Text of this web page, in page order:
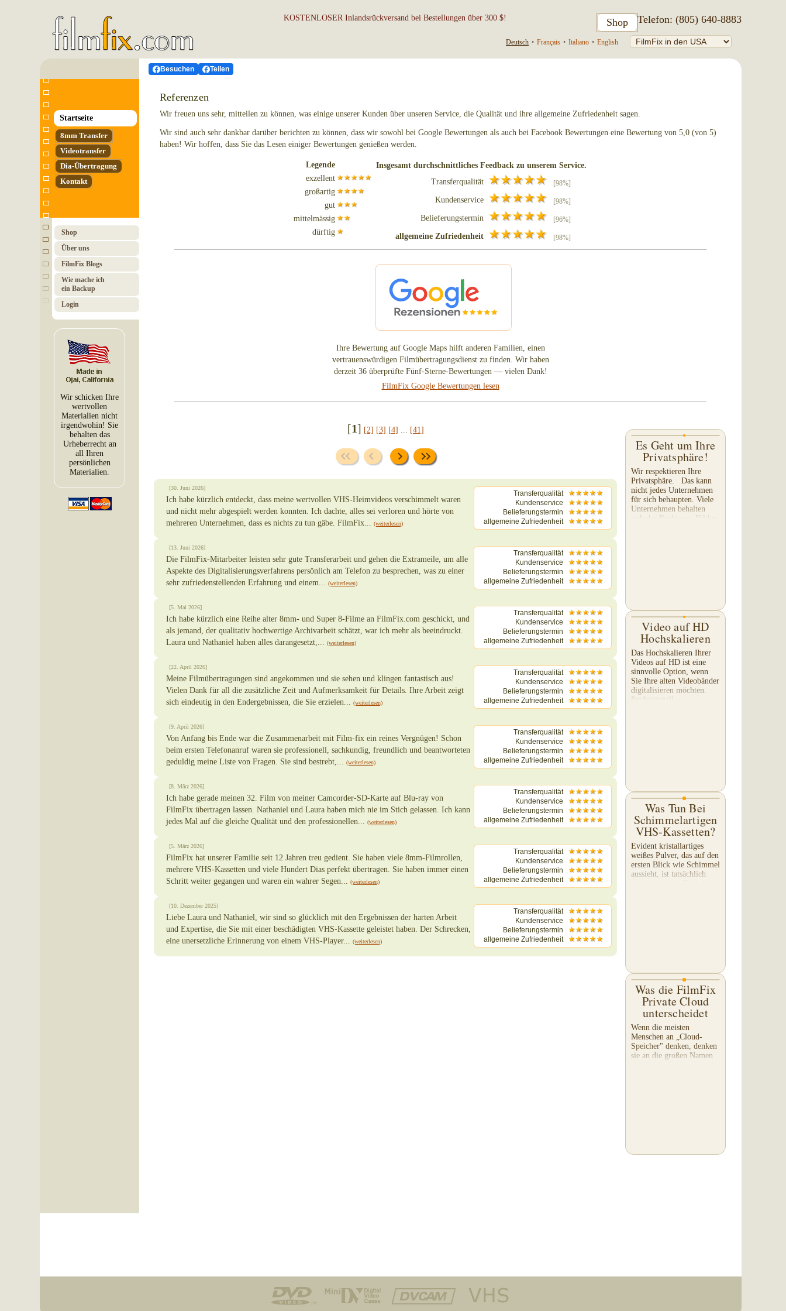
KOSTENLOSER Inlandsrückversand bei Bestellungen über 300 $! Shop Telefon: (805) 640-8883
Deutsch • Français • Italiano • English
Besuchen Teilen
Startseite
8mm Transfer
Video­transfer
Dia-Übertragung
Kontakt
Shop
Über uns
FilmFix Blogs
Wie mache ich
ein Backup
Login
Wir schicken Ihre
wertvollen
Materialien nicht
irgendwohin! Sie
behalten das
Urheberrecht an
all Ihren
persönlichen
Materialien.
Referenzen
Wir freuen uns sehr, mitteilen zu können, was einige unserer Kunden über unseren Service, die Qualität und ihre allgemeine Zufriedenheit sagen.
Wir sind auch sehr dankbar darüber berichten zu können, dass wir sowohl bei Google Bewertungen als auch bei Facebook Bewertungen eine Bewertung von 5,0 (von 5)
haben! Wir hoffen, dass Sie das Lesen einiger Bewertungen genießen werden.
Legende
exzellent
großartig
gut
mittelmässig
dürftig
Insgesamt durchschnittliches Feedback zu unserem Service.
Transferqualität
[98%]
Kundenservice [98%]
Belieferungstermin [96%]
allgemeine Zufriedenheit [98%]
Ihre Bewertung auf Google Maps hilft anderen Familien, einen
vertrauenswürdigen Filmübertragungsdienst zu finden. Wir haben
derzeit 36 überprüfte Fünf-Sterne-Bewertungen — vielen Dank!
FilmFix Google Bewertungen lesen
[1] [2] [3] [4] ... [41]
Transferqualität
Kundenservice
Belieferungstermin
allgemeine Zufriedenheit
[30. Juni 2026]
Ich habe kürzlich entdeckt, dass meine wertvollen VHS-Heimvideos verschimmelt waren
und nicht mehr abgespielt werden konnten. Ich dachte, alles sei verloren und hörte von
mehreren Unternehmen, dass es nichts zu tun gäbe. FilmFix... (weiterlesen)
Transferqualität
Kundenservice
Belieferungstermin
allgemeine Zufriedenheit
[13. Juni 2026]
Die FilmFix-Mitarbeiter leisten sehr gute Transferarbeit und gehen die Extrameile, um alle
Aspekte des Digitalisierungsverfahrens persönlich am Telefon zu besprechen, was zu einer
sehr zufriedenstellenden Erfahrung und einem... (weiterlesen)
Transferqualität
Kundenservice
Belieferungstermin
allgemeine Zufriedenheit
[5. Mai 2026]
Ich habe kürzlich eine Reihe alter 8mm- und Super 8-Filme an FilmFix.com geschickt, und
als jemand, der qualitativ hochwertige Archivarbeit schätzt, war ich mehr als beeindruckt.
Laura und Nathaniel haben alles darangesetzt,... (weiterlesen)
Transferqualität
Kundenservice
Belieferungstermin
allgemeine Zufriedenheit
[22. April 2026]
Meine Filmübertragungen sind angekommen und sie sehen und klingen fantastisch aus!
Vielen Dank für all die zusätzliche Zeit und Aufmerksamkeit für Details. Ihre Arbeit zeigt
sich eindeutig in den Endergebnissen, die Sie erzielen... (weiterlesen)
Transferqualität
Kundenservice
Belieferungstermin
allgemeine Zufriedenheit
[9. April 2026]
Von Anfang bis Ende war die Zusammenarbeit mit Film-fix ein reines Vergnügen! Schon
beim ersten Telefonanruf waren sie professionell, sachkundig, freundlich und beantworteten
geduldig meine Liste von Fragen. Sie sind bestrebt,... (weiterlesen)
Transferqualität
Kundenservice
Belieferungstermin
allgemeine Zufriedenheit
[8. März 2026]
Ich habe gerade meinen 32. Film von meiner Camcorder-SD-Karte auf Blu-ray von
FilmFix übertragen lassen. Nathaniel und Laura haben mich nie im Stich gelassen. Ich kann
jedes Mal auf die gleiche Qualität und den professionellen... (weiterlesen)
Transferqualität
Kundenservice
Belieferungstermin
allgemeine Zufriedenheit
[5. März 2026]
FilmFix hat unserer Familie seit 12 Jahren treu gedient. Sie haben viele 8mm-Filmrollen,
mehrere VHS-Kassetten und viele Hundert Dias perfekt übertragen. Sie haben immer einen
Schritt weiter gegangen und waren ein wahrer Segen... (weiterlesen)
Transferqualität
Kundenservice
Belieferungstermin
allgemeine Zufriedenheit
[10. Dezember 2025]
Liebe Laura und Nathaniel, wir sind so glücklich mit den Ergebnissen der harten Arbeit
und Expertise, die Sie mit einer beschädigten VHS-Kassette geleistet haben. Der Schrecken,
eine unersetzliche Erinnerung von einem VHS-Player... (weiterlesen)
Es Geht um Ihre
Privatsphäre!
Wir respektieren Ihre
Privatsphäre. Das kann
nicht jedes Unternehmen
für sich behaupten. Viele
Unternehmen behalten
sich das Recht vor, Bilder,
Video auf HD
Hochskalieren
Das Hochskalieren Ihrer
Videos auf HD ist eine
sinnvolle Option, wenn
Sie Ihre alten Videobänder
digitalisieren möchten.
Professionell
Was Tun Bei
Schimmelartigen
VHS-Kassetten?
Evident kristallartiges
weißes Pulver, das auf den
ersten Blick wie Schimmel
aussieht, ist tatsächlich
Was die FilmFix
Private Cloud
unterscheidet
Wenn die meisten
Menschen an „Cloud-
Speicher" denken, denken
sie an die großen Namen